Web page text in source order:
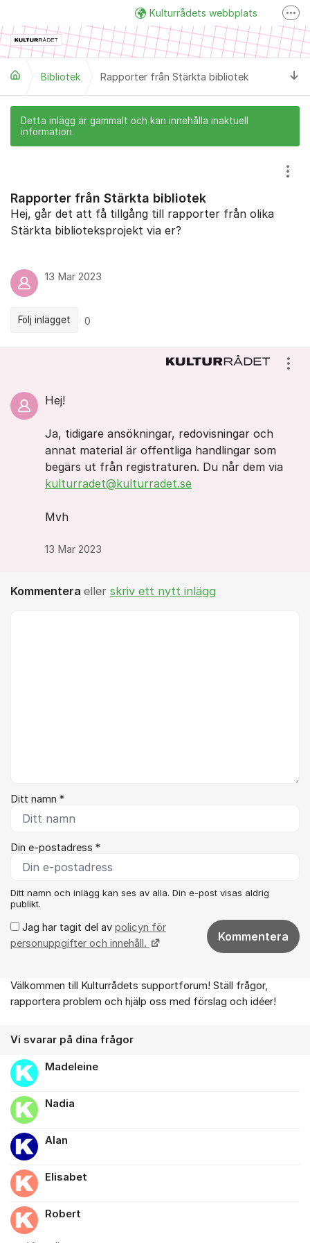
Kulturrådets webbplats
Facebook Twitter
Bibliotek Rapporter från Stärkta bibliotek
Detta inlägg är gammalt och kan innehålla inaktuell
information.
Rapporter från Stärkta bibliotek
Hej, går det att få tillgång till rapporter från olika
Stärkta biblioteksprojekt via er?
13 Mar 2023
Följ inlägget 0
Hej!
Ja, tidigare ansökningar, redovisningar och
annat material är offentliga handlingar som
begärs ut från registraturen. Du når dem via
kulturradet@kulturradet.se
Mvh
13 Mar 2023
Kommentera eller skriv ett nytt inlägg
Ditt namn *
Din e-postadress *
Ditt namn och inlägg kan ses av alla. Din e-post visas aldrig
publikt.
Jag har tagit del av policyn för
personuppgifter och innehåll.
Kommentera
Om forumet
Välkommen till Kulturrådets supportforum! Ställ frågor,
rapportera problem och hjälp oss med förslag och idéer!
Vi svarar på dina frågor
Madeleine
Nadia
Alan
Elisabet
Robert